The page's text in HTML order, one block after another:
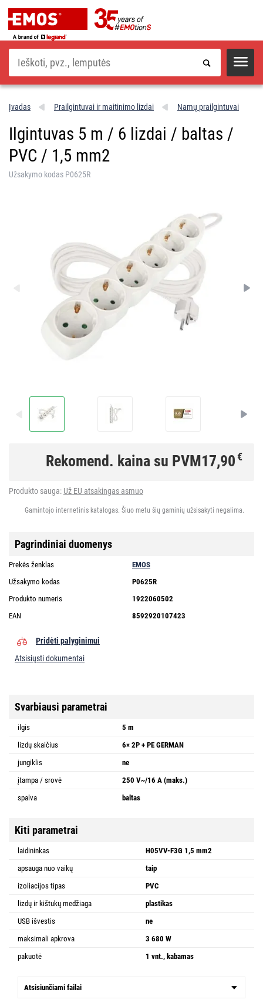
Paieška
Įvadas Prailgintuvai ir maitinimo lizdai Namų prailgintuvai
Ilgintuvas 5 m / 6 lizdai / baltas /
PVC / 1,5 mm2
Užsakymo kodas P0625R
Rekomend. kaina su PVM17,90€
Produkto sauga: Už EU atsakingas asmuo
Gamintojo internetinis katalogas. Šiuo metu šių gaminių užsisakyti negalima.
Pagrindiniai duomenys
Prekės ženklas
EMOS
Užsakymo kodas
P0625R
Produkto numeris
1922060502
EAN
8592920107423
Pridėti palyginimui
Atsisiųsti dokumentai
Svarbiausi parametrai
ilgis
5 m
lizdų skaičius
6× 2P + PE GERMAN
jungiklis
ne
įtampa / srovė
250 V~/16 A (maks.)
spalva
baltas
Kiti parametrai
laidininkas
H05VV-F3G 1,5 mm2
apsauga nuo vaikų
taip
izoliacijos tipas
PVC
lizdų ir kištukų medžiaga
plastikas
USB išvestis
ne
maksimali apkrova
3 680 W
pakuotė
1 vnt., kabamas
Atsisiunčiami failai